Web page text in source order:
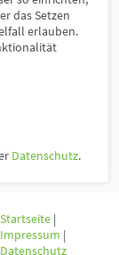
das Setzen
erlauben.
Datenschutz.
Startseite |
Impressum |
Datenschutz